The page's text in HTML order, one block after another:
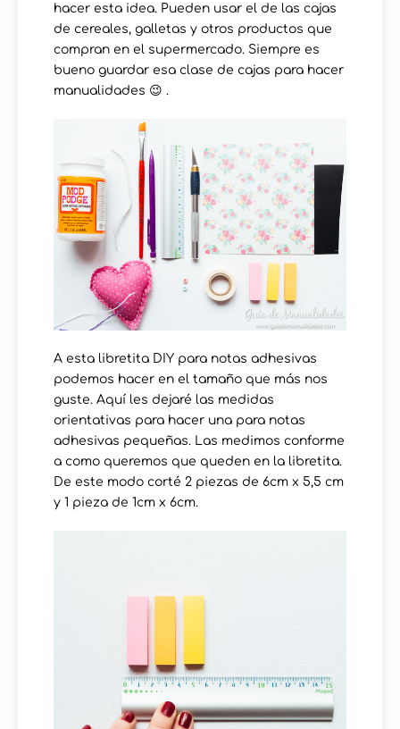
hacer esta idea. Pueden usar el de las cajas
de cereales, galletas y otros productos que
compran en el supermercado. Siempre es
bueno guardar esa clase de cajas para hacer
manualidades 😉 .
A esta libretita DIY para notas adhesivas
podemos hacer en el tamaño que más nos
guste. Aquí les dejaré las medidas
orientativas para hacer una para notas
adhesivas pequeñas. Las medimos conforme
a como queremos que queden en la libretita.
De este modo corté 2 piezas de 6cm x 5,5 cm
y 1 pieza de 1cm x 6cm.